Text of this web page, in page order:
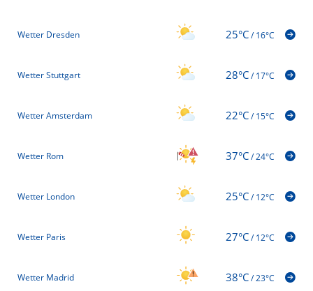
Wetter Dresden 25°C/16°C
Wetter Stuttgart 28°C/17°C
Wetter Amsterdam 22°C/15°C
Wetter Rom 37°C/24°C
Wetter London 25°C/12°C
Wetter Paris 27°C/12°C
Wetter Madrid 38°C/23°C